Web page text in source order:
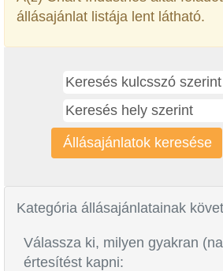
állásajánlat listája lent látható.
Kategória állásajánlatainak
Válassza ki, milyen gyakran
értesítést kapni: